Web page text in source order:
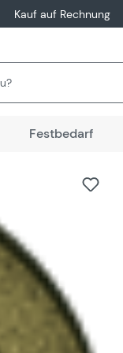
Kauf auf Rechnung
Festbedarf